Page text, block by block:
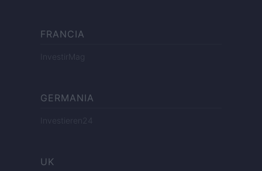
FRANCIA
InvestirMag
GERMANIA
Investieren24
UK